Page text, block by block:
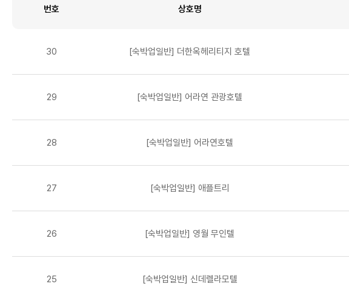
번호 상호명
30 [숙박업일반] 더한옥헤리티지 호텔
29 [숙박업일반] 어라연 관광호텔
28 [숙박업일반] 어라연호텔
27 [숙박업일반] 애플트리
26 [숙박업일반] 영월 무인텔
25 [숙박업일반] 신데렐라모텔